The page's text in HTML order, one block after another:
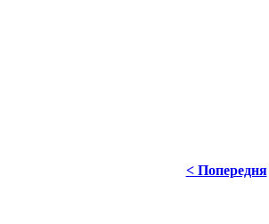
< Попередня